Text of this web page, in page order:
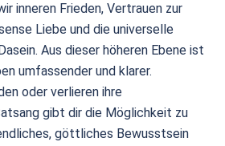
inneren Frieden, Vertrauen zur
Liebe und die universelle
Aus dieser höheren Ebene ist
umfassender und klarer.
oder verlieren ihre
gibt dir die Möglichkeit zu
göttliches Bewusstsein